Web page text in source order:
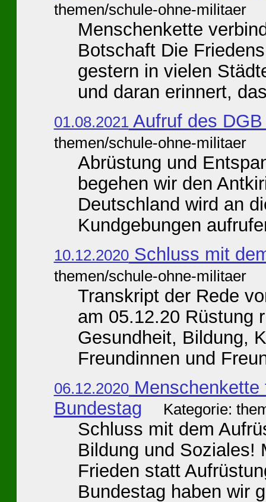
themen/schule-ohne-militaer
Menschenkette
Botschaft Die
gestern in vielen
und daran erinnert,
01.08.2021 Aufruf des
themen/schule-ohne-militaer
Abrüstung und
begehen wir den
Deutschland wird an
Kundgebungen
10.12.2020Schluss mit
themen/schule-ohne-militaer
Transkript der Rede
am 05.12.20 Rüstung
Gesundheit, Bildung,
Freundinnen und
06.12.2020Menschenkette
Bundestag
Kategorie:
Schluss mit dem
Bildung und Soziales!
Frieden statt
Bundestag haben wir